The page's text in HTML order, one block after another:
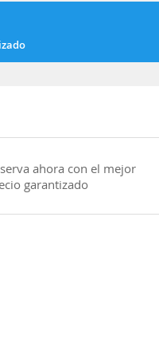
ahora con el mejor
garantizado